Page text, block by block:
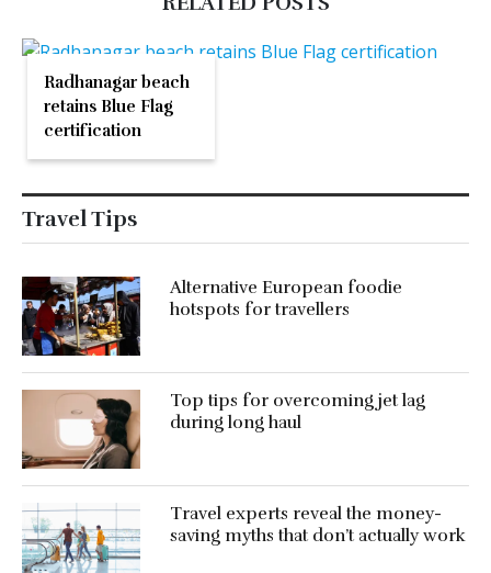
Radhanagar beach
retains Blue Flag
certification
Travel Tips
Alternative European foodie
hotspots for travellers
Top tips for overcoming jet lag
during long haul
Travel experts reveal the money-
saving myths that don’t actually work